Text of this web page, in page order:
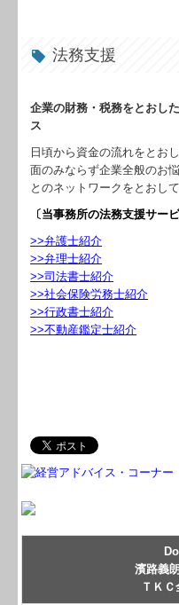
濱路義
ＴＫ
法務支援
企業の財務・税務をとおし
ス
日頃から資金の流れをとお
面のみならず企業全般のお
とのネットワークをとおし
〔当事務所の法務支援サービ
>>弁護士紹介
>>弁理士紹介
>>司法書士紹介
>>社会保険労務士紹介
>>行政書士紹介
>>不動産鑑定士紹介